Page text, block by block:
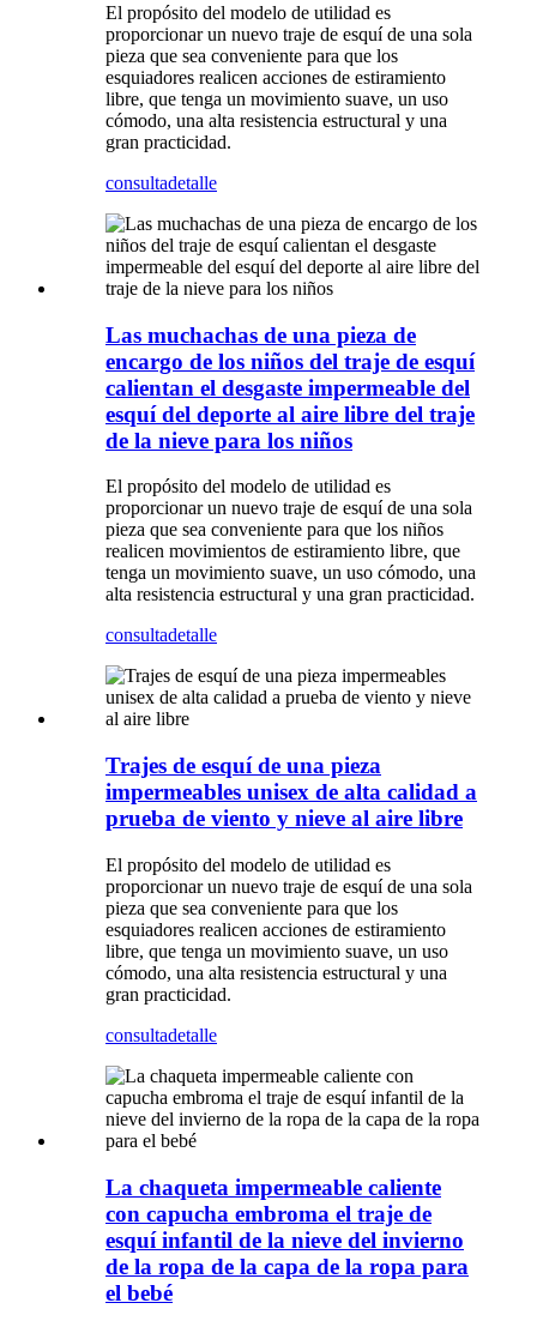
El propósito del modelo de utilidad es
proporcionar un nuevo traje de esquí de una sola
pieza que sea conveniente para que los
esquiadores realicen acciones de estiramiento
libre, que tenga un movimiento suave, un uso
cómodo, una alta resistencia estructural y una
gran practicidad.
consultadetalle
Las muchachas de una pieza de
encargo de los niños del traje de esquí
calientan el desgaste impermeable del
esquí del deporte al aire libre del traje
de la nieve para los niños
El propósito del modelo de utilidad es
proporcionar un nuevo traje de esquí de una sola
pieza que sea conveniente para que los niños
realicen movimientos de estiramiento libre, que
tenga un movimiento suave, un uso cómodo, una
alta resistencia estructural y una gran practicidad.
consultadetalle
Trajes de esquí de una pieza
impermeables unisex de alta calidad a
prueba de viento y nieve al aire libre
El propósito del modelo de utilidad es
proporcionar un nuevo traje de esquí de una sola
pieza que sea conveniente para que los
esquiadores realicen acciones de estiramiento
libre, que tenga un movimiento suave, un uso
cómodo, una alta resistencia estructural y una
gran practicidad.
consultadetalle
La chaqueta impermeable caliente
con capucha embroma el traje de
esquí infantil de la nieve del invierno
de la ropa de la capa de la ropa para
el bebé